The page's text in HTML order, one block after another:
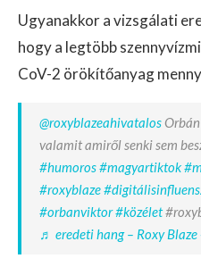
Ugyanakkor a vizsgálati
hogy a legtöbb
CoV-2 örökítőanyag
@roxyblazeahivatalos
valamit amiről senki sem
#humoros#magyartiktok
#roxyblaze
#orbanviktor#közélet
♬ eredeti hang – Roxy Blaze